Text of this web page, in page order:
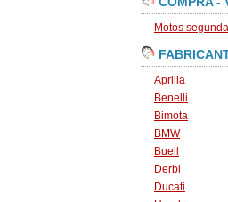
Motos
Aprilia
Benelli
Bimota
BMW
Buell
Derbi
Ducati